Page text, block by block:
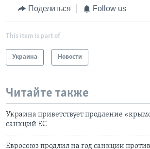
Поделиться Follow us
This item is part of
Украина Новости
Читайте также
Украина приветствует продление
санкций ЕС
Евросоюз продлил на год санкции